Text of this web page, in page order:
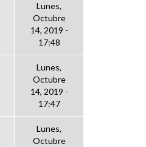
Lunes,
Octubre
14, 2019 -
17:48
Lunes,
Octubre
14, 2019 -
17:47
Lunes,
Octubre